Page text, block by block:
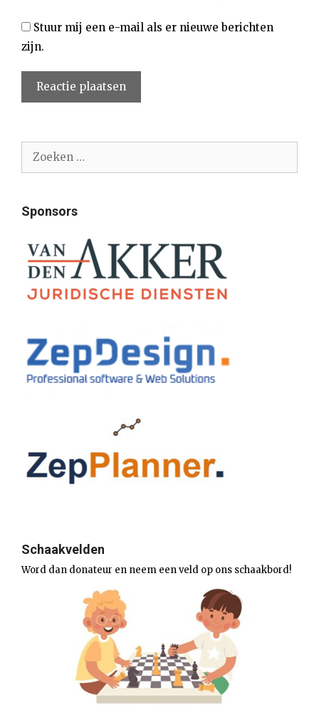
Stuur mij een e-mail als er nieuwe berichten
zijn.
naar:
Sponsors
Schaakvelden
Word dan donateur en neem een veld op ons schaakbord!